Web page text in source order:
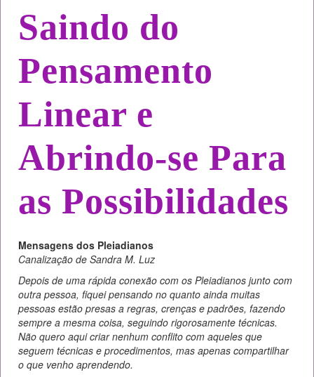
Saindo do
Pensamento
Linear e
Abrindo-se Para
as Possibilidades
Mensagens dos Pleiadianos
Canalização de Sandra M. Luz
Depois de uma rápida conexão com os Pleiadianos junto com
outra pessoa, fiquei pensando no quanto ainda muitas
pessoas estão presas a regras, crenças e padrões, fazendo
sempre a mesma coisa, seguindo rigorosamente técnicas.
Não quero aqui criar nenhum conflito com aqueles que
seguem técnicas e procedimentos, mas apenas compartilhar
o que venho aprendendo.